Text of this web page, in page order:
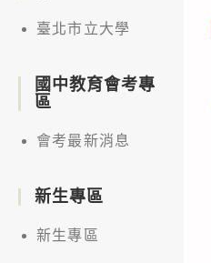
臺北市立大學
國中教育會考專
區
會考最新消息
新生專區
新生專區